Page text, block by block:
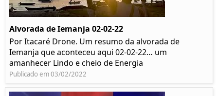
Alvorada de Iemanja 02-02-22
Por Itacaré Drone. Um resumo da alvorada de
Iemanja que aconteceu aqui 02-02-22… um
amanhecer Lindo e cheio de Energia
Publicado em 03/02/2022